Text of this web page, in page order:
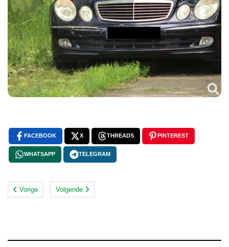
FACEBOOK X THREADS PINTEREST
WHATSAPP TELEGRAM
Vorige Volgende